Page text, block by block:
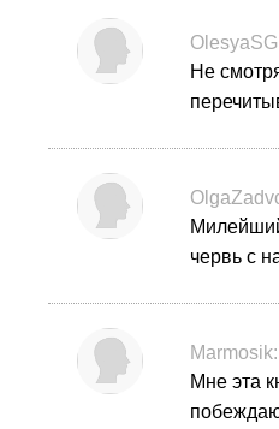
Не
червь с
Marmosik:
Мне эта